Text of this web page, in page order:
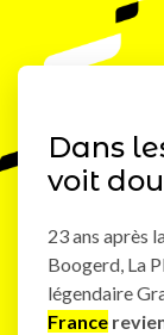
Dans
voit
23 ans après
Boogerd, La
légendaire
France